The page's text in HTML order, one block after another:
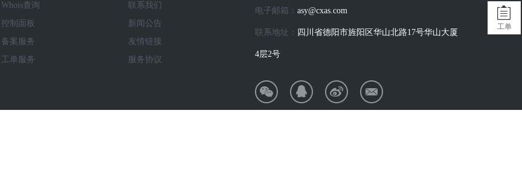
Whois查询
控制面板
备案服务
工单服务
联系我们
新闻公告
友情链接
服务协议
电子邮箱： asy@cxas.com
联系地址： 四川省德阳市旌阳区华山北路17号华山大厦
4层2号
工单